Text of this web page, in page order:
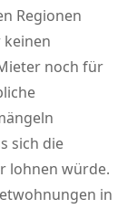
Regionen
noch für
sich die
lohnen würde.
in